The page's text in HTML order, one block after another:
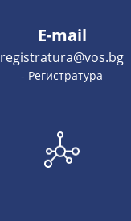
E-mail
registratura@vos.bg
- Регистратура